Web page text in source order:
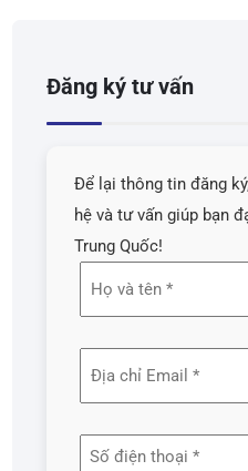
Đăng ký tư vấn
Để lại thông tin đăng
hệ và tư vấn giúp bạn
Trung Quốc!
tên
(Required)
email
(Required)
Số